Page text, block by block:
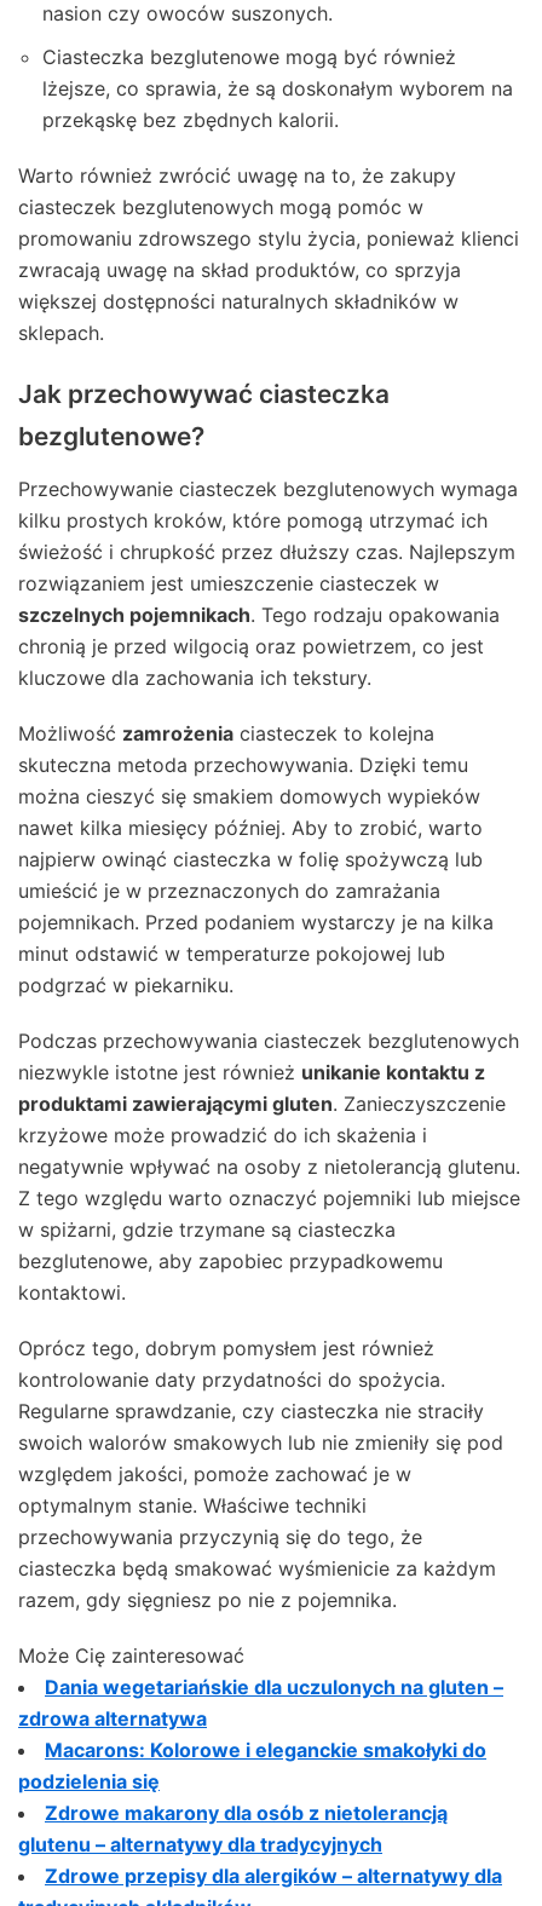
nasion czy owoców suszonych.
Ciasteczka bezglutenowe mogą być również
lżejsze, co sprawia, że są doskonałym wyborem na
przekąskę bez zbędnych kalorii.
Warto również zwrócić uwagę na to, że zakupy
ciasteczek bezglutenowych mogą pomóc w
promowaniu zdrowszego stylu życia, ponieważ klienci
zwracają uwagę na skład produktów, co sprzyja
większej dostępności naturalnych składników w
sklepach.
Jak przechowywać ciasteczka
bezglutenowe?
Przechowywanie ciasteczek bezglutenowych wymaga
kilku prostych kroków, które pomogą utrzymać ich
świeżość i chrupkość przez dłuższy czas. Najlepszym
rozwiązaniem jest umieszczenie ciasteczek w
szczelnych pojemnikach. Tego rodzaju opakowania
chronią je przed wilgocią oraz powietrzem, co jest
kluczowe dla zachowania ich tekstury.
Możliwość zamrożenia ciasteczek to kolejna
skuteczna metoda przechowywania. Dzięki temu
można cieszyć się smakiem domowych wypieków
nawet kilka miesięcy później. Aby to zrobić, warto
najpierw owinąć ciasteczka w folię spożywczą lub
umieścić je w przeznaczonych do zamrażania
pojemnikach. Przed podaniem wystarczy je na kilka
minut odstawić w temperaturze pokojowej lub
podgrzać w piekarniku.
Podczas przechowywania ciasteczek bezglutenowych
niezwykle istotne jest również unikanie kontaktu z
produktami zawierającymi gluten. Zanieczyszczenie
krzyżowe może prowadzić do ich skażenia i
negatywnie wpływać na osoby z nietolerancją glutenu.
Z tego względu warto oznaczyć pojemniki lub miejsce
w spiżarni, gdzie trzymane są ciasteczka
bezglutenowe, aby zapobiec przypadkowemu
kontaktowi.
Oprócz tego, dobrym pomysłem jest również
kontrolowanie daty przydatności do spożycia.
Regularne sprawdzanie, czy ciasteczka nie straciły
swoich walorów smakowych lub nie zmieniły się pod
względem jakości, pomoże zachować je w
optymalnym stanie. Właściwe techniki
przechowywania przyczynią się do tego, że
ciasteczka będą smakować wyśmienicie za każdym
razem, gdy sięgniesz po nie z pojemnika.
Może Cię zainteresować
Dania wegetariańskie dla uczulonych na gluten –
zdrowa alternatywa
Macarons: Kolorowe i eleganckie smakołyki do
podzielenia się
Zdrowe makarony dla osób z nietolerancją
glutenu – alternatywy dla tradycyjnych
Zdrowe przepisy dla alergików – alternatywy dla